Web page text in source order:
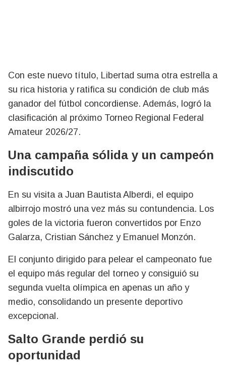
Con este nuevo título, Libertad suma otra estrella a
su rica historia y ratifica su condición de club más
ganador del fútbol concordiense. Además, logró la
clasificación al próximo Torneo Regional Federal
Amateur 2026/27.
Una campaña sólida y un campeón
indiscutido
En su visita a Juan Bautista Alberdi, el equipo
albirrojo mostró una vez más su contundencia. Los
goles de la victoria fueron convertidos por Enzo
Galarza, Cristian Sánchez y Emanuel Monzón.
El conjunto dirigido para pelear el campeonato fue
el equipo más regular del torneo y consiguió su
segunda vuelta olímpica en apenas un año y
medio, consolidando un presente deportivo
excepcional.
Salto Grande perdió su
oportunidad